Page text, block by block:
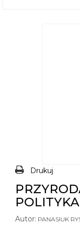
Drukuj
POLITYKA
Autor: PANASIUK